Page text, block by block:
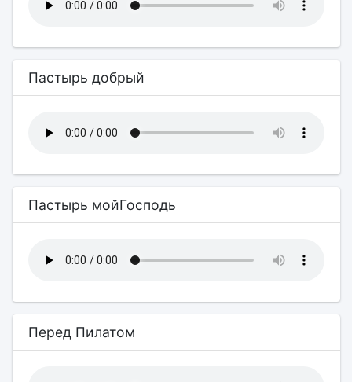
Пастырь добрый
Пастырь мойГосподь
Перед Пилатом